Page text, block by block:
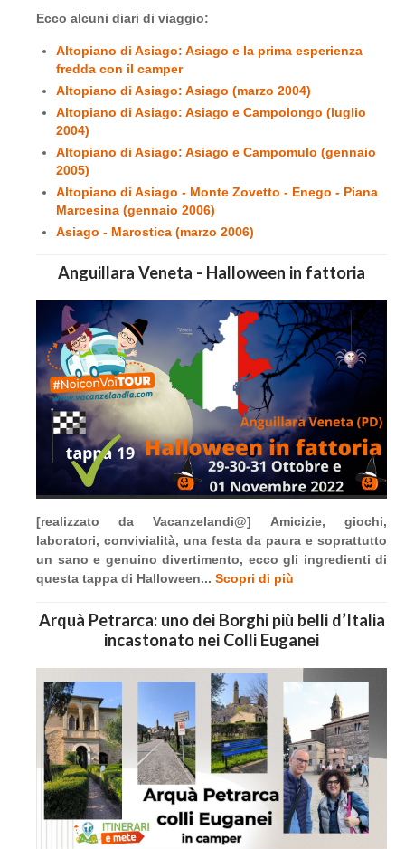
Ecco alcuni diari di viaggio:
Altopiano di Asiago: Asiago e la prima esperienza
fredda con il camper
Altopiano di Asiago: Asiago (marzo 2004)
Altopiano di Asiago: Asiago e Campolongo (luglio
2004)
Altopiano di Asiago: Asiago e Campomulo (gennaio
2005)
Altopiano di Asiago - Monte Zovetto - Enego - Piana
Marcesina (gennaio 2006)
Asiago - Marostica (marzo 2006)
Anguillara Veneta - Halloween in fattoria
[realizzato da Vacanzelandi@] Amicizie, giochi,
laboratori, convivialità, una festa da paura e soprattutto
un sano e genuino divertimento, ecco gli ingredienti di
questa tappa di Halloween... Scopri di più
Arquà Petrarca: uno dei Borghi più belli d’Italia
incastonato nei Colli Euganei